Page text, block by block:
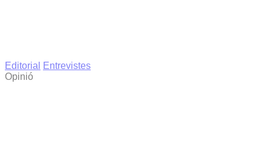
Editorial
Entrevistes
Opinió